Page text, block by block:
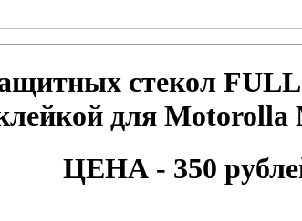
стекол
для Motorolla
ЦЕНА - 350